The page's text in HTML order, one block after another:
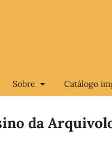
Sobre Catálogo
da